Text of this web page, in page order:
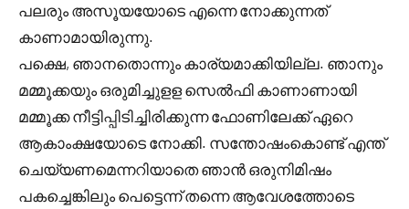
പലരും അസൂയയോടെ എന്നെ നോക്കുന്നത്
കാണാമായിരുന്നു.
പക്ഷെ, ഞാനതൊന്നും കാര്യമാക്കിയില്ല. ഞാനും
മമ്മൂക്കയും ഒരുമിച്ചുളള സെൽഫി കാണാണായി
മമ്മൂക്ക നീട്ടിപ്പിടിച്ചിരിക്കുന്ന ഫോണിലേക്ക് ഏറെ
ആകാംക്ഷയോടെ നോക്കി. സന്തോഷംകൊണ്ട് എന്ത്
ചെയ്യണമെന്നറിയാതെ ഞാൻ ഒരുനിമിഷം
പകച്ചെങ്കിലും പെട്ടെന്ന് തന്നെ ആവേശത്തോടെ